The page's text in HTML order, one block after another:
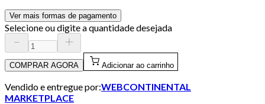
Ver mais formas de pagamento
Selecione ou digite a quantidade desejada
COMPRAR AGORA Adicionar ao carrinho
Vendido e entregue por:WEBCONTINENTAL
MARKETPLACE